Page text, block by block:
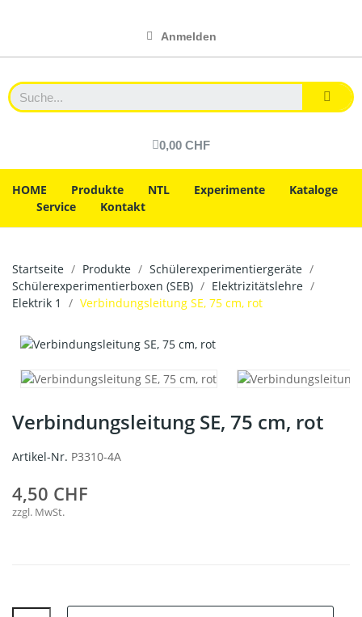
Anmelden
0,00 CHF
HOME Produkte NTL Experimente
Kataloge
Service
Kontakt
Startseite Produkte
Schülerexperimentiergeräte
Schülerexperimentierboxen (SEB)
Elektrizitätslehre
Elektrik 1
Verbindungsleitung SE, 75 cm, rot
Verbindungsleitung SE, 75 cm, rot
Artikel-Nr. P3310-4A
4,50 CHF
zzgl. MwSt.